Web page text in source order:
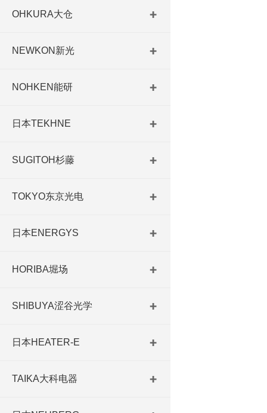
OHKURA大仓
NEWKON新光
NOHKEN能研
日本TEKHNE
SUGITOH杉藤
TOKYO东京光电
日本ENERGYS
HORIBA堀场
SHIBUYA涩谷光学
日本HEATER-E
TAIKA大科电器